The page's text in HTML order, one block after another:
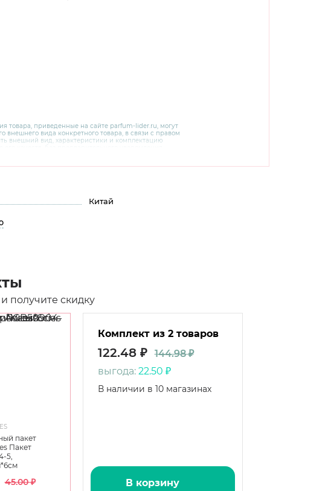
товара, приведенные на сайте parfum-lider.ru, могут
внешнего вида конкретного товара, в связи с правом
внешний вид, характеристики и комплектацию
8 800 200 78 80.
Китай
получите скидку
пакет
Пакет
5,
45.00 ₽
Комплект из 2 товаров
122.48 ₽
144.98 ₽
выгода: 22.50 ₽
В наличии в 10 магазинах
В корзину